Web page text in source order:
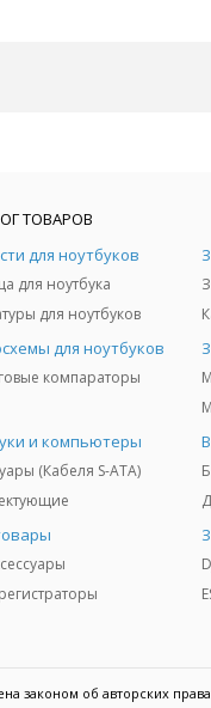
ТОВАРОВ
для ноутбуков
для ноутбука
для ноутбуков
для ноутбуков
компараторы
и компьютеры
(Кабеля S-ATA)
законом об авторских